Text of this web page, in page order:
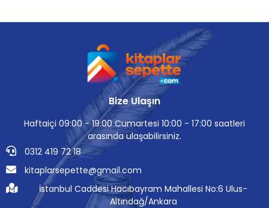
Bize Ulaşın
Haftaiçi 09:00 - 19:00 Cumartesi 10:00 - 17:00 saatleri
arasında ulaşabilirsiniz.
0312 419 72 18
kitaplarsepette@gmail.com
İstanbul Caddesi Hacıbayram Mahallesi No:6 Ulus-
Altındağ/Ankara